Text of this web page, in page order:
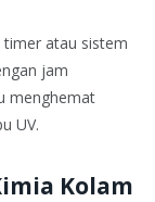
timer atau sistem
jam
menghemat
UV.
Kolam